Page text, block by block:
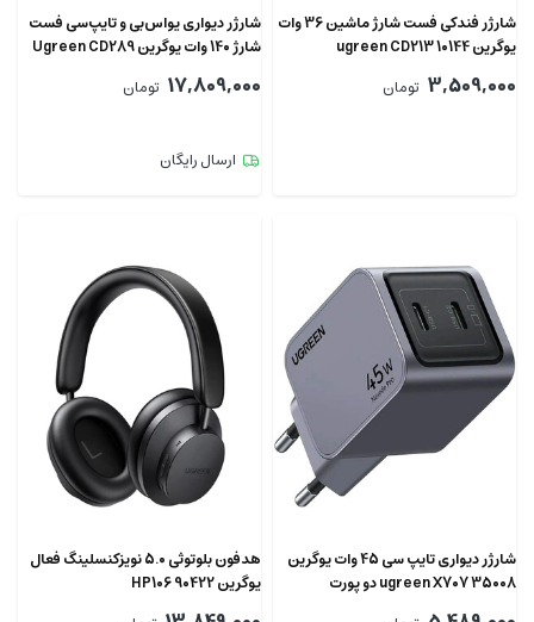
شارژر فندکی فست شارژ ماشین 36 وات
یوگرین ugreen CD213 10144
3,509,000 تومان
شارژر دیواری یو‌اس‌بی و تایپ‌‌سی فست
شارژ 140 وات یوگرین Ugreen CD289
17,809,000 تومان
ارسال رایگان
شارژر دیواری تایپ سی 45 وات یوگرین
ugreen X707 35008 دو پورت
هدفون بلوتوثی 5.0 نویزکنسلینگ فعال
یوگرین HP106 90422